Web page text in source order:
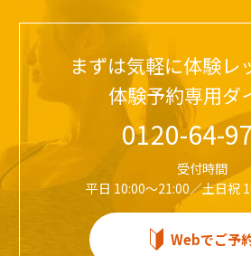
まずは気軽に体験レ
体験予約専用ダ
0120-64-
受付時間
平日 10:00～21:00／土日祝
Webでご予